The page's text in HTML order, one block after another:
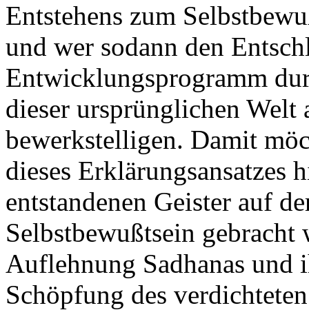
Entstehens zum
und wer sodann den
Entwicklungsprogramm
dieser ursprünglichen Welt
bewerkstelligen. Damit
dieses Erklärungsansatzes
entstandenen Geister auf
Selbstbewußtsein
Auflehnung Sadhanas und
Schöpfung des